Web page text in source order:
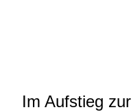
Im Aufstieg